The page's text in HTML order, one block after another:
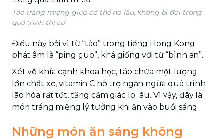
Táo tráng miệng giúp cơ thể no lâu, không bị đói trong
quá trình thi cử
Điều này bởi vì từ “táo” trong tiếng Hong Kong
phát âm là “ping guo”, khá giống với từ “bình an”.
Xét về khía cạnh khoa học, táo chứa một lượng
lớn chất xơ, vitamin C hỗ trợ ngăn ngừa quá trình
lão hóa rất tốt, tăng cảm giác lo lâu. Vì vậy, đây là
món tráng miệng lý tưởng khi ăn vào buổi sáng.
Những món ăn sáng không